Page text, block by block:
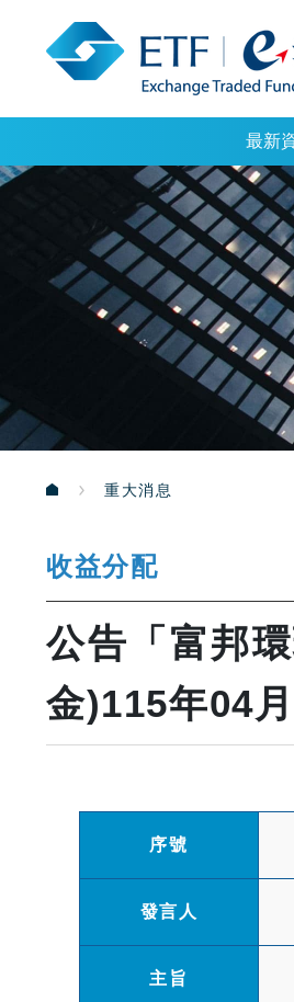
最新
重大消息
收益分配
公告「富邦
金)115年04
序號
發言人
主旨